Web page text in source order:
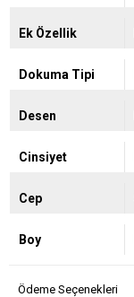
Ek Özellik
Dokuma Tipi
Desen
Cinsiyet
Cep
Boy
Ödeme Seçenekleri